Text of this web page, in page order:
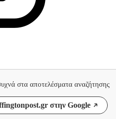
στα αποτελέσματα αναζήτησης
στην Google